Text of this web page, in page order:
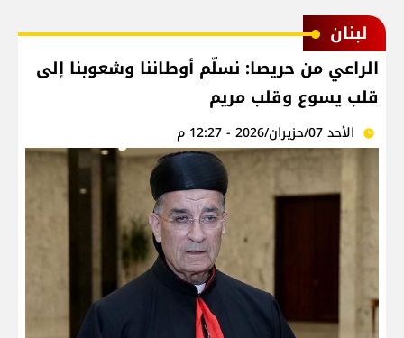
لبنان
الراعي من حريصا: نسلّم أوطاننا وشعوبنا إلى
قلب يسوع وقلب مريم
الأحد 07/حزيران/2026 - 12:27 م